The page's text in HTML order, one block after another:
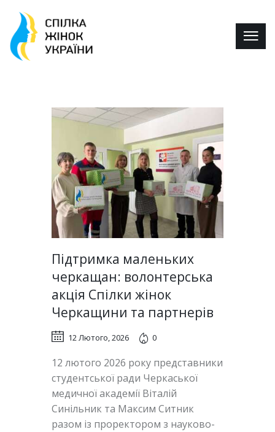
Підтримка маленьких
черкащан: волонтерська
акція Спілки жінок
Черкащини та партнерів
12 Лютого, 2026 0
12 лютого 2026 року представники
студентської ради Черкаської
медичної академії Віталій
Синільник та Максим Ситник
разом із проректором з науково-